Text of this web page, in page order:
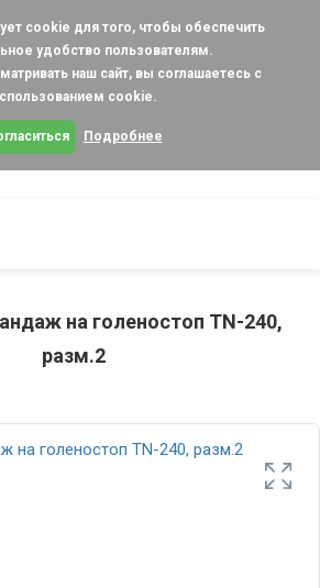
cookie для того, чтобы обеспечить
удобство пользователям.
наш сайт, вы соглашаетесь с
cookie.
Подробнее
на голеностоп TN-240,
разм.2